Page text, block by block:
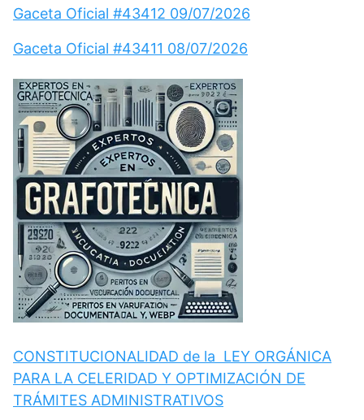
Gaceta Oficial #43412 09/07/2026
Gaceta Oficial #43411 08/07/2026
CONSTITUCIONALIDAD de la LEY ORGÁNICA
PARA LA CELERIDAD Y OPTIMIZACIÓN DE
TRÁMITES ADMINISTRATIVOS